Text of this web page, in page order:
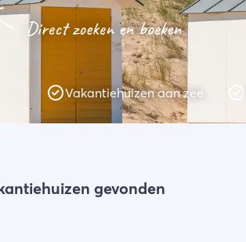
Activiteiten
Winkelen
Direct zoeken en boeken
Vakantiehuizen aan zee
gevonden